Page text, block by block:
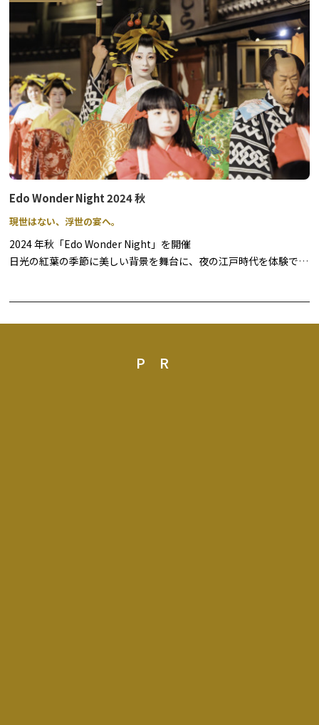
Edo Wonder Night 2024 秋
現世はない、浮世の宴へ。
2024 年秋「Edo Wonder Night」を開催
日光の紅葉の季節に美しい背景を舞台に、夜の江戸時代を体験でき
は異なる雰囲気を見せる江戸情緒あふれる町並みを眺めながら、ま
PR